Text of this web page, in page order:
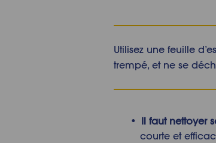
Utilisez une feuille
trempé, et ne se
Il faut nettoyer
courte et